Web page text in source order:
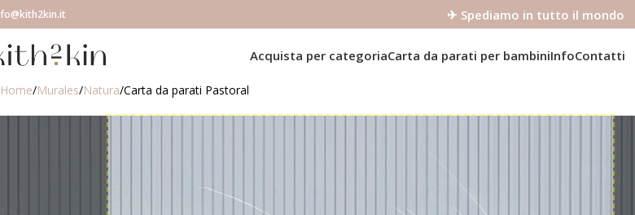
✈ Spediamo in tutto il mondo
Acquista per categoriaCarta da parati per bambiniInfoContatti
Home Murales Natura Carta da parati Pastoral